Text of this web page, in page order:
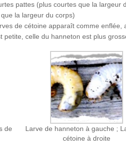
pattes (plus courtes que la
la largeur du corps)
de cétoine apparaît comme
petite, celle du hanneton est plus
de
Larve de hanneton à gauche ;
cétoine à droite